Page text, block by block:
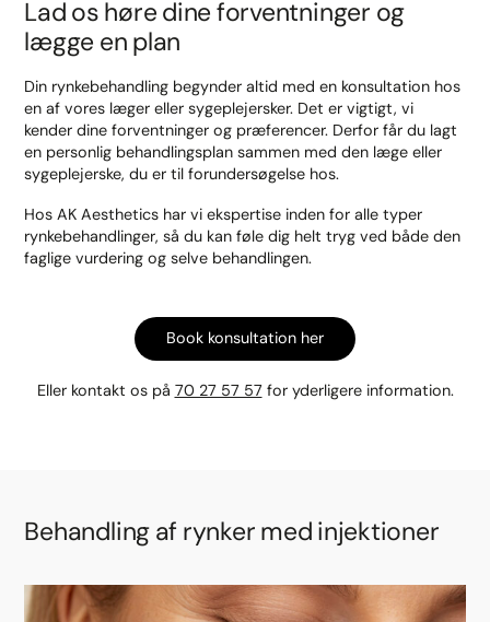
Lad os høre dine forventninger og
lægge en plan
Din rynkebehandling begynder altid med en konsultation hos
en af vores læger eller sygeplejersker. Det er vigtigt, vi
kender dine forventninger og præferencer. Derfor får du lagt
en personlig behandlingsplan sammen med den læge eller
sygeplejerske, du er til forundersøgelse hos.
Hos AK Aesthetics har vi ekspertise inden for alle typer
rynkebehandlinger, så du kan føle dig helt tryg ved både den
faglige vurdering og selve behandlingen.
Book konsultation her
Eller kontakt os på 70 27 57 57for yderligere information.
Behandling af rynker med injektioner